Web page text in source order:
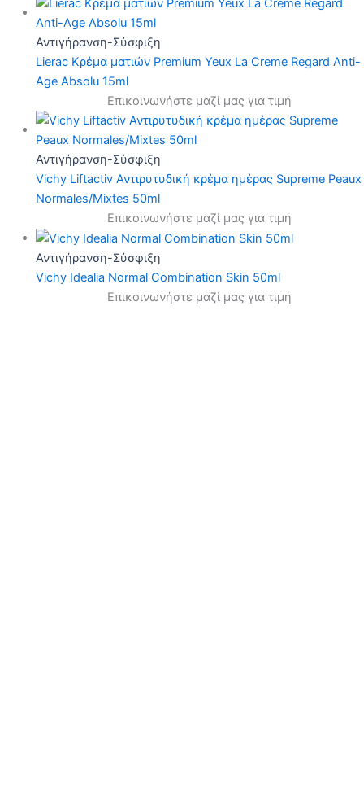
Αντιγήρανση-Σύσφιξη
Lierac Κρέμα ματιών Premium Yeux La Creme Regard Anti-
Age Absolu 15ml
Επικοινωνήστε μαζί μας για τιμή
Αντιγήρανση-Σύσφιξη
Vichy Liftactiv Αντιρυτυδική κρέμα ημέρας Supreme Peaux
Normales/Mixtes 50ml
Επικοινωνήστε μαζί μας για τιμή
Αντιγήρανση-Σύσφιξη
Vichy Idealia Normal Combination Skin 50ml
Επικοινωνήστε μαζί μας για τιμή